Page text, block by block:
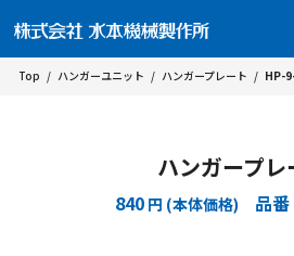
Top / ハンガーユニット / ハンガープレート / HP-
ハンガープレ
840 円 (本体価格) 品